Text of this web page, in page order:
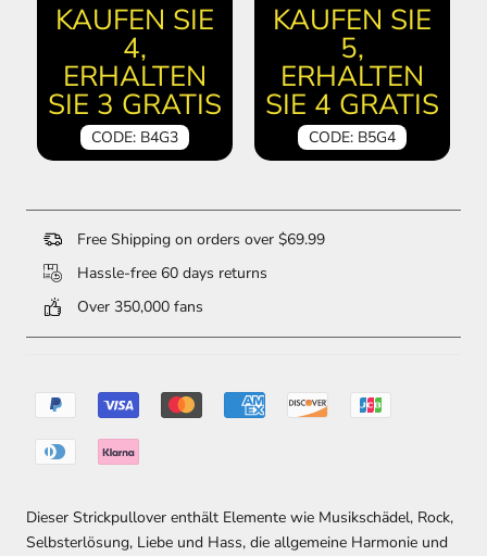
KAUFEN SIE
4,
ERHALTEN
SIE 3 GRATIS
CODE: B4G3
KAUFEN SIE
5,
ERHALTEN
SIE 4 GRATIS
CODE: B5G4
Free Shipping on orders over $69.99
Hassle-free 60 days returns
Over 350,000 fans
Dieser Strickpullover enthält Elemente wie Musikschädel, Rock,
Selbsterlösung, Liebe und Hass, die allgemeine Harmonie und